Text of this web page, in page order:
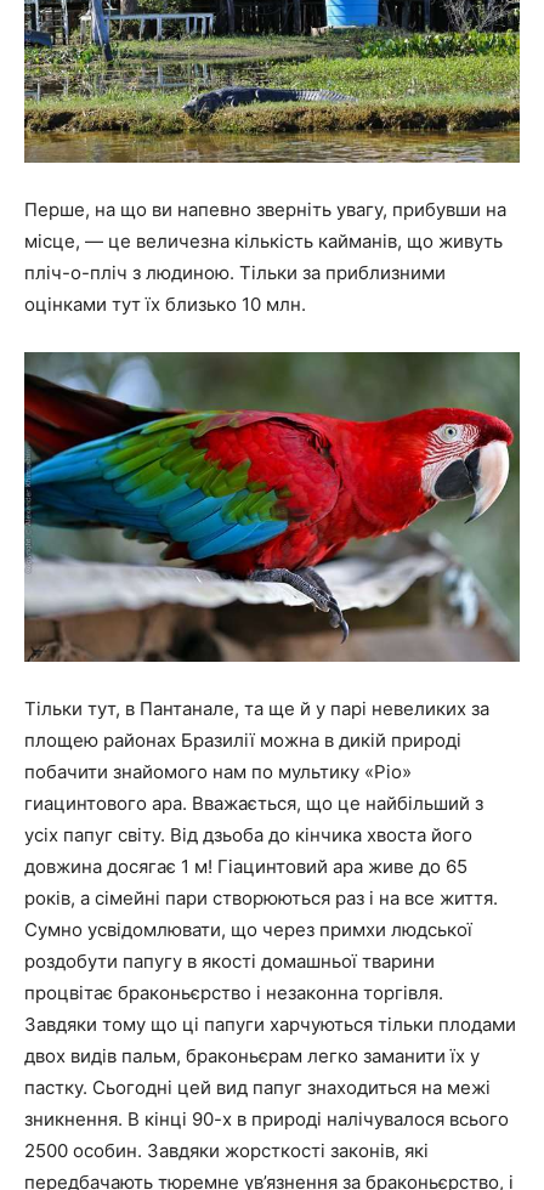
Перше, на що ви напевно зверніть увагу, прибувши на
місце, — це величезна кількість кайманів, що живуть
пліч-о-пліч з людиною. Тільки за приблизними
оцінками тут їх близько 10 млн.
Тільки тут, в Пантанале, та ще й у парі невеликих за
площею районах Бразилії можна в дикій природі
побачити знайомого нам по мультику «Ріо»
гиацинтового ара. Вважається, що це найбільший з
усіх папуг світу. Від дзьоба до кінчика хвоста його
довжина досягає 1 м! Гіацинтовий ара живе до 65
років, а сімейні пари створюються раз і на все життя.
Сумно усвідомлювати, що через примхи людської
роздобути папугу в якості домашньої тварини
процвітає браконьєрство і незаконна торгівля.
Завдяки тому що ці папуги харчуються тільки плодами
двох видів пальм, браконьєрам легко заманити їх у
пастку. Сьогодні цей вид папуг знаходиться на межі
зникнення. В кінці 90-х в природі налічувалося всього
2500 особин. Завдяки жорсткості законів, які
передбачають тюремне ув’язнення за браконьєрство, і